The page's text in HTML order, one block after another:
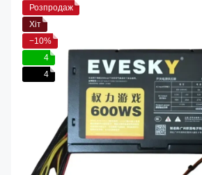
Розпродаж
Хіт
−10%
4
4